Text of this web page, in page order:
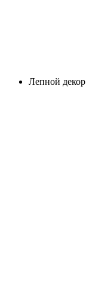
Лепной декор